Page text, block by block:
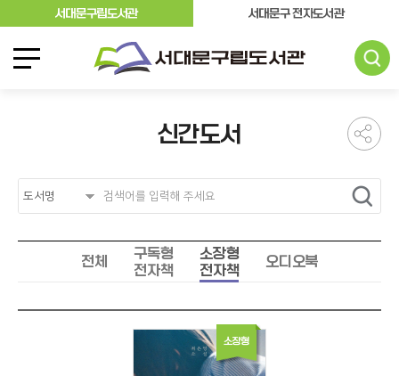
서대문구립도서관 서대문구 전자도서관
신간도서
전체
구독형
전자책
소장형
전자책
오디오북
소장형